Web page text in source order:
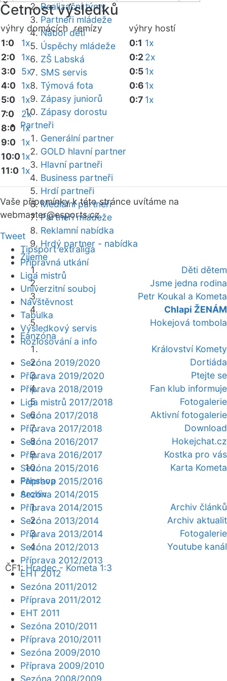
Realizační týmy
Partneři mládeže
Nábor dětí
Úspěchy mládeže
ZŠ Labská
SMS servis
Týmová fota
Zápasy juniorů
Zápasy dorostu
Partneři
Generální partner
GOLD hlavní partner
Hlavní partneři
Business partneři
Hrdí partneři
Mediální partneři
Partneři mládeže
Reklamní nabídka
Hrdý partner - nabídka
Žijeme
Děti dětem
Jsme jedna rodina
Petr Koukal a Kometa
Chlapi ŽENÁM
Hokejová tombola
Fanzóna
Království Komety
Dortiáda
Ptejte se
Fan klub informuje
Fotogalerie
Aktivní fotogalerie
Download
Hokejchat.cz
Kostka pro vás
Karta Kometa
Fanshop
Archiv
Archiv článků
Archiv aktualit
Fotogalerie
Youtube kanál
ČF1:Hradec - Kometa 1:3
Četnost výsledků
výhry domácích remízy výhry hostí
1:0
1x
2:0
1x
3:0 5x
4:0 1x
5:0
1x
7:0
2x
8:0 1x
9:0 1x
10:01x
11:0 1x
0:1 1x
0:22x
0:51x
0:61x
0:7 1x
Vaše připomínky k této stránce uvítáme na
webmaster@esports.cz.
Tweet
Tipsport extraliga
Přípravná utkání
Liga mistrů
Univerzitní souboj
Návštěvnost
Tabulka
Výsledkový servis
Rozlosování a info
Sezóna 2019/2020
Příprava 2019/2020
Příprava 2018/2019
Liga mistrů 2017/2018
Sezóna 2017/2018
Příprava 2017/2018
Sezóna 2016/2017
Příprava 2016/2017
Sezóna 2015/2016
Příprava 2015/2016
Sezóna 2014/2015
Příprava 2014/2015
Sezóna 2013/2014
Příprava 2013/2014
Sezóna 2012/2013
Příprava 2012/2013
EHT 2012
Sezóna 2011/2012
Příprava 2011/2012
EHT 2011
Sezóna 2010/2011
Příprava 2010/2011
Sezóna 2009/2010
Příprava 2009/2010
Sezóna 2008/2009